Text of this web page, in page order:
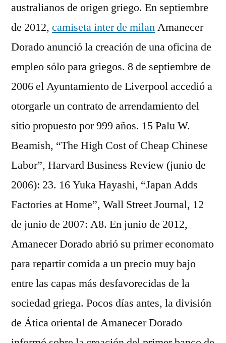
australianos de origen griego. En septiembre
de 2012, camiseta inter de milanAmanecer
Dorado anunció la creación de una oficina de
empleo sólo para griegos. 8 de septiembre de
2006 el Ayuntamiento de Liverpool accedió a
otorgarle un contrato de arrendamiento del
sitio propuesto por 999 años. 15 Palu W.
Beamish, “The High Cost of Cheap Chinese
Labor”, Harvard Business Review (junio de
2006): 23. 16 Yuka Hayashi, “Japan Adds
Factories at Home”, Wall Street Journal, 12
de junio de 2007: A8. En junio de 2012,
Amanecer Dorado abrió su primer economato
para repartir comida a un precio muy bajo
entre las capas más desfavorecidas de la
sociedad griega. Pocos días antes, la división
de Ática oriental de Amanecer Dorado